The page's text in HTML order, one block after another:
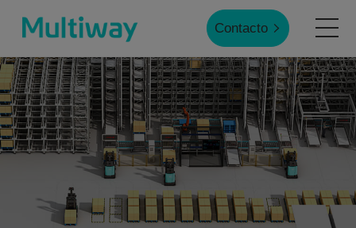
Contacto
Inicio
Productos
Aplicaciones